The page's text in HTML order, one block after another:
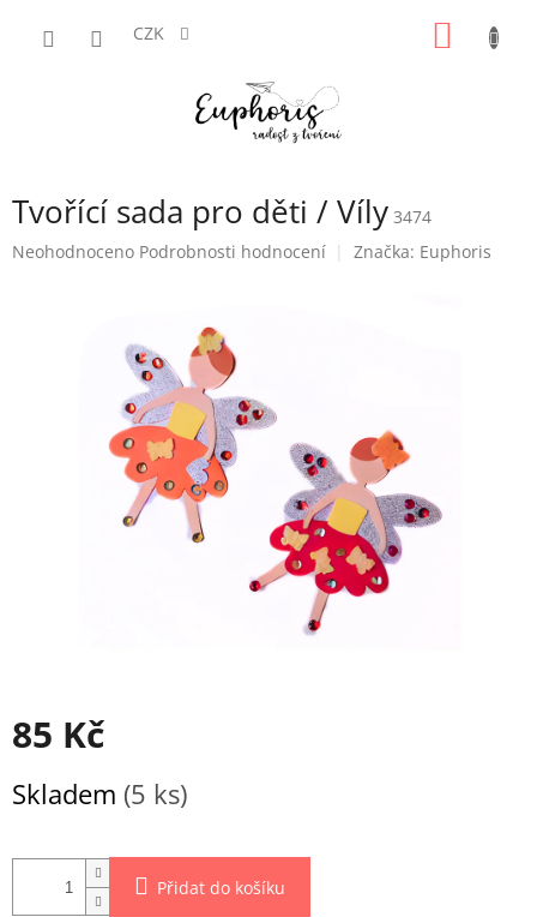
CZK
Tvořící sada pro děti / Víly 3474
Průměrné
Neohodnoceno Podrobnosti hodnocení Značka: Euphoris
85 Kč
cena:
Skladem (5 ks)
Přidat do košíku